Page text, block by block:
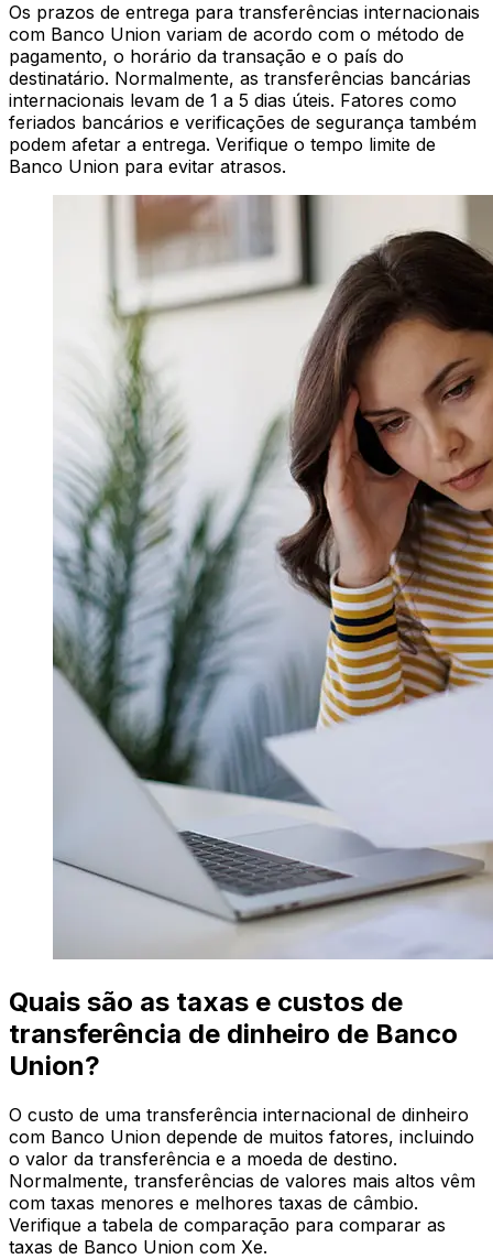
Os prazos de entrega para transferências internacionais
com Banco Union variam de acordo com o método de
pagamento, o horário da transação e o país do
destinatário. Normalmente, as transferências bancárias
internacionais levam de 1 a 5 dias úteis. Fatores como
feriados bancários e verificações de segurança também
podem afetar a entrega. Verifique o tempo limite de
Banco Union para evitar atrasos.
Quais são as taxas e custos de
transferência de dinheiro de Banco
Union?
O custo de uma transferência internacional de dinheiro
com Banco Union depende de muitos fatores, incluindo
o valor da transferência e a moeda de destino.
Normalmente, transferências de valores mais altos vêm
com taxas menores e melhores taxas de câmbio.
Verifique a tabela de comparação para comparar as
taxas de Banco Union com Xe.